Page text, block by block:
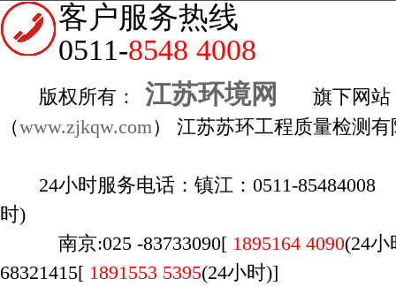
客户服务热线
0511-8548 4008
版权所有： 江苏环境网
旗下网
（www.zjkqw.com） 江苏苏环工程质量检测
24小时服务电话：镇江：0511-
时)
南京:025 -83733090[ 1895164 4090(24
68321415[ 1891553 5395(24小时)]